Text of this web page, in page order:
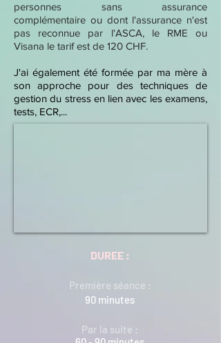
personnes sans assurance
complémentaire ou dont l'assurance n'est
pas reconnue par l'ASCA, le RME ou
Visana le tarif est de 120 CHF.
J'ai également été formée par ma mère à
son approche pour des techniques de
gestion du stress en lien avec les examens,
tests, ECR,...
DUREE :
Première séance :
90 minutes
Par la suite :